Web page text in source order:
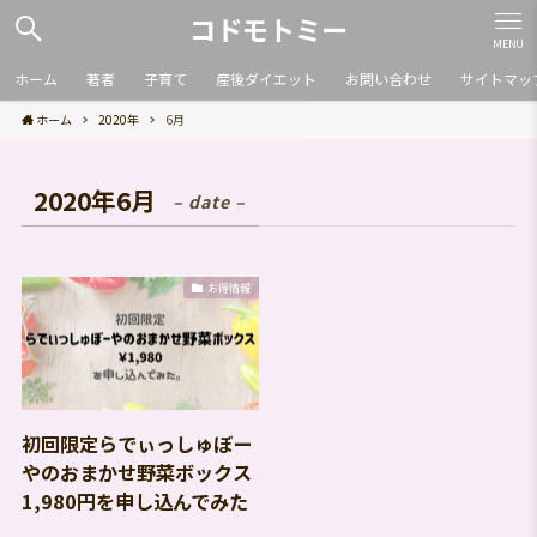
コドモトミー MENU
ホーム 著者 子育て 産後ダイエット お問い合わせ サイトマッ
ホーム 2020年 6月
2020年6月 – date –
お得情報
初回限定らでぃっしゅぼー
やのおまかせ野菜ボックス
1,980円を申し込んでみた